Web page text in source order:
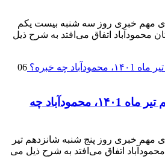
مهم خبری روز سه شنبه بیست یکم
شهرستان محمودآباد اتفاق می‌افتد به شرح ذیل
06
فردا پنج شنبه شانزدهم تیر ماه ۱۴۰1، محمودآباد چه
مهم خبری روز پنج شنبه شانزدهم تیر
محمودآباد اتفاق می‌افتد به شرح ذیل می